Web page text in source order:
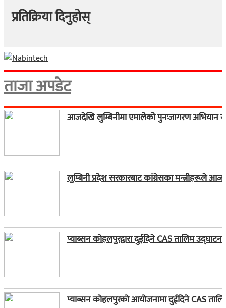
प्रतिक्रिया दिनुहोस्
ताजा अपडेट
आजदेखि लुम्बिनीमा एमालेको पुनःजागरण अभियान
लुम्बिनी प्रदेश सरकारबाट कांग्रेसका मन्त्रीहरूले आज
प्याब्सन कोहलपुरद्वारा दुईदिने CAS तालिम उद्घाटन
प्याब्सन कोहलपुरको आयोजनामा दुईदिने CAS